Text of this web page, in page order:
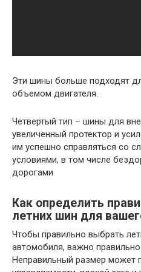
Эти шины больше подходят
объемом двигателя.
Четвертый тип – шины для
увеличенный протектор и
им успешно справляться со
условиями, в том числе
дорогами
Как определить
летних шин для
Чтобы правильно выбрать
автомобиля, важно
Неправильный размер может